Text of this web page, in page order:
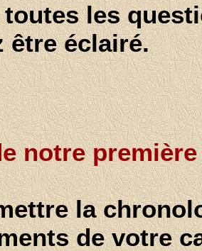
les
être éclairé.
notre
la
de votre